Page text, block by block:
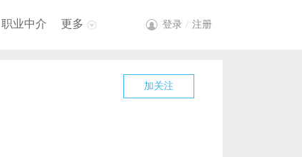
职业中介 更多 登录 / 注册
加关注